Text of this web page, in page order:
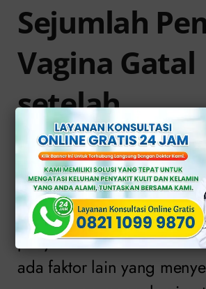
Sejumlah
Vagina Gatal
setelah
Timbulnyavagina gatal
berhubungan intim, salah
penyakit menular seksual.
ada faktor lain yang